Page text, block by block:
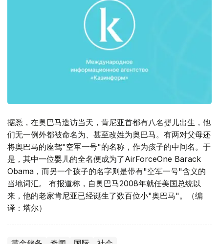
据悉，在奥巴马造访当天，肯尼亚首都有八名婴儿出生，他
们无一例外都被命名为、甚至改姓为奥巴马。有两对父母还
将奥巴马的座驾"空军一号"的名称，作为孩子的中间名。于
是，其中一位婴儿的全名便成为了AirForceOne Barack
Obama，而另一个孩子的名字则是带有"空军一号"含义的
当地词汇。 有报道称，自奥巴马2008年就任美国总统以
来，他的老家肯尼亚已经诞生了数百位小"奥巴马"。（编
译：塔尔）